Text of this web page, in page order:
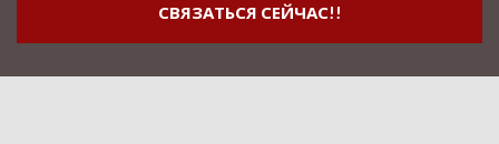
СВЯЗАТЬСЯ СЕЙЧАС!!